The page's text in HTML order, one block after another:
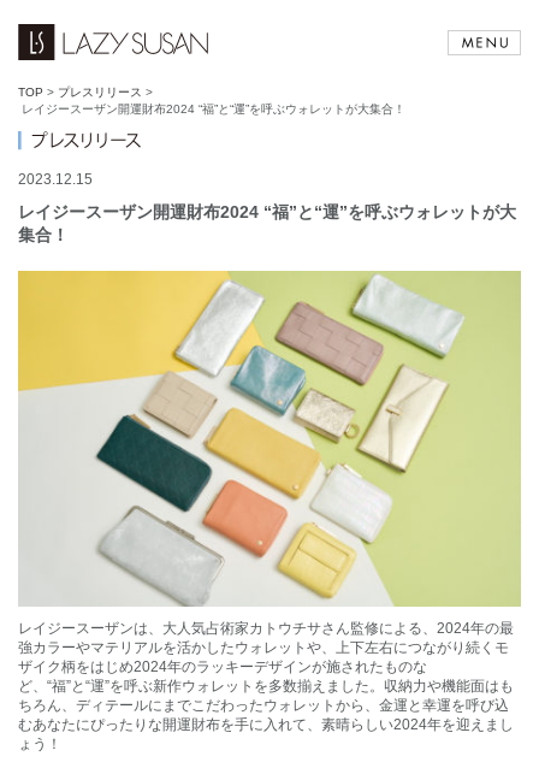
TOP > プレスリリース >
レイジースーザン開運財布2024 “福”と“運”を呼ぶウォレットが大集合！
2023.12.15
レイジースーザン開運財布2024 “福”と“運”を呼ぶウォレットが大
集合！
レイジースーザンは、大人気占術家カトウチサさん監修による、2024年の最
強カラーやマテリアルを活かしたウォレットや、上下左右につながり続くモ
ザイク柄をはじめ2024年のラッキーデザインが施されたものな
ど、“福”と“運”を呼ぶ新作ウォレットを多数揃えました。収納力や機能面はも
ちろん、ディテールにまでこだわったウォレットから、金運と幸運を呼び込
むあなたにぴったりな開運財布を手に入れて、素晴らしい2024年を迎えまし
ょう！